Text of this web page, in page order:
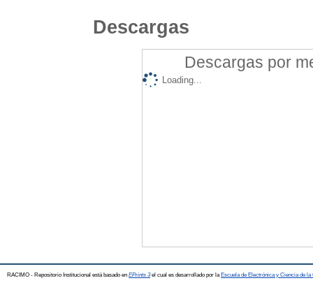
Descargas
Descargas por
Loading...
RACIMO - Repositorio Institucional está basado en EPrints 3el cual es desarrollado por la Escuela de Electrónica y Ciencia de la